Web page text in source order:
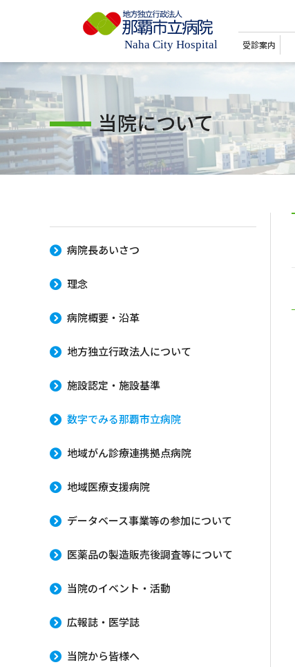
受診案内
当院について
病院長あいさつ
理念
病院概要・沿革
地方独立行政法人について
施設認定・施設基準
数字でみる那覇市立病院
地域がん診療連携拠点病院
地域医療支援病院
データベース事業等の参加について
医薬品の製造販売後調査等について
当院のイベント・活動
広報誌・医学誌
当院から皆様へ